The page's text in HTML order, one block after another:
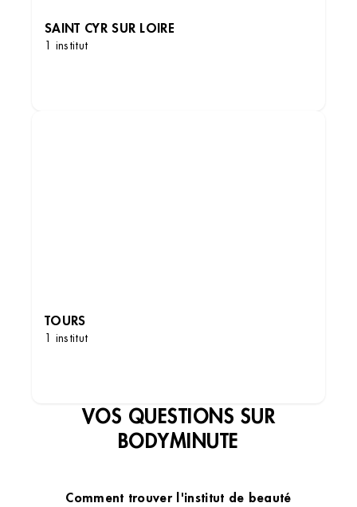
SAINT CYR SUR LOIRE
1 institut
TOURS
1 institut
VOS QUESTIONS SUR
BODYMINUTE
Comment trouver l'institut de beauté